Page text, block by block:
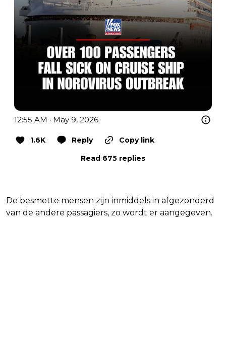
12:55 AM · May 9, 2026
1.6K Reply
Copy link
Read 675 replies
De besmette mensen zijn inmiddels in afgezonderd
van de andere passagiers, zo wordt er aangegeven.